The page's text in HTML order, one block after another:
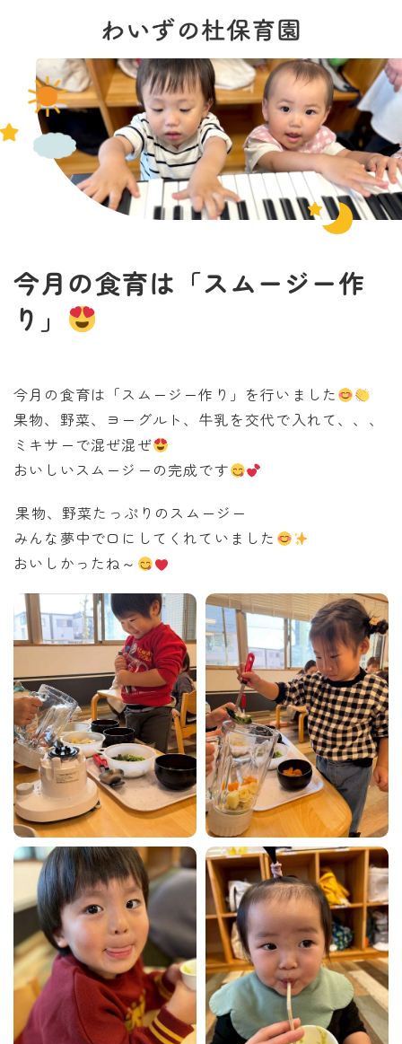
今月の食育は「スムージー作
り」
今月の食育は「スムージー作り」を行いました
果物、野菜、ヨーグルト、牛乳を交代で入れて、、、
ミキサーで混ぜ混ぜ
おいしいスムージーの完成です
⁡⁡果物、野菜たっぷりのスムージー
みんな夢中で口にしてくれていました
おいしかったね～